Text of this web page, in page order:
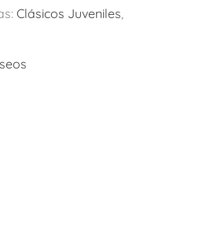
Clásicos Juveniles